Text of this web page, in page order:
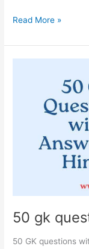
Read More »
50 gk
50 GK questions